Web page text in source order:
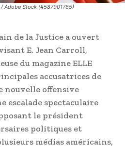
Adobe Stock (#587901785)
de la Justice a ouvert
E. Jean Carroll,
du magazine ELLE
accusatrices de
nouvelle offensive
escalade spectaculaire
le président
politiques et
médias américains,